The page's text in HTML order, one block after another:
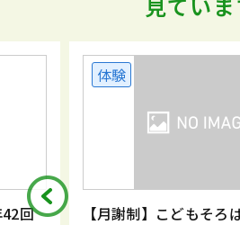
回
体験
【月謝制】こどもそろ